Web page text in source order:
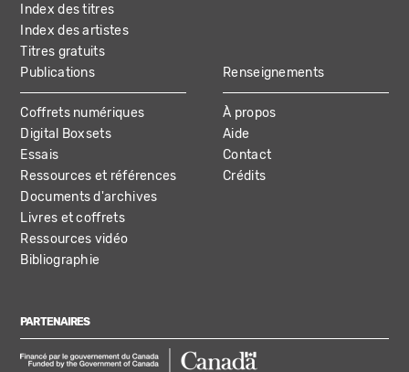
Index des titres
Index des artistes
Titres gratuits
Publications
Coffrets numériques
Digital Boxsets
Essais
Ressources et références
Documents d'archives
Livres et coffrets
Ressources vidéo
Bibliographie
Renseignements
À propos
Aide
Contact
Crédits
PARTENAIRES